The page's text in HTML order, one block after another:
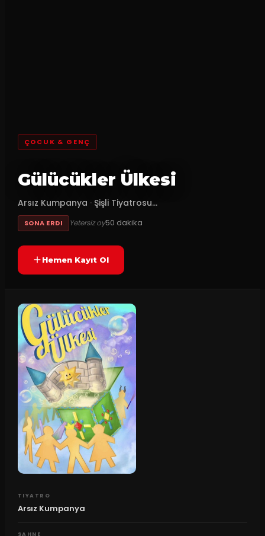
ÇOCUK & GENÇ
Gülücükler Ülkesi
Arsız Kumpanya · Şişli Tiyatrosu...
SONA ERDI Yetersiz oy50 dakika
Hemen Kayıt Ol
TIYATRO
Arsız Kumpanya
SAHNE